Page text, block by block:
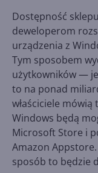
Dostępność
deweloperom
urządzenia z
Tym sposobem
użytkowników —
to na ponad
właściciele
Windows będą
Microsoft Store i
Amazon
sposób to będzie